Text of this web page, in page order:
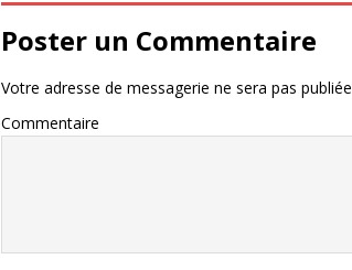
Poster un Commentaire
Votre adresse de messagerie ne sera pas
Commentaire